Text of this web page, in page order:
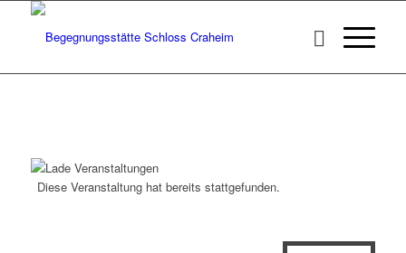
Diese Veranstaltung hat bereits stattgefunden.